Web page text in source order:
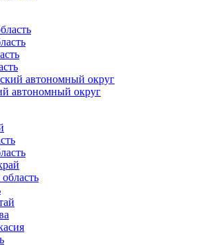
автономный округ
автономный округ